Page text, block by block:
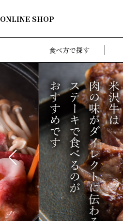
ONLINE SHOP
食べ方で探す